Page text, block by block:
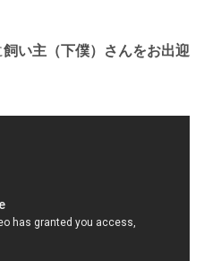
飼い主（下僕）さんをお出迎